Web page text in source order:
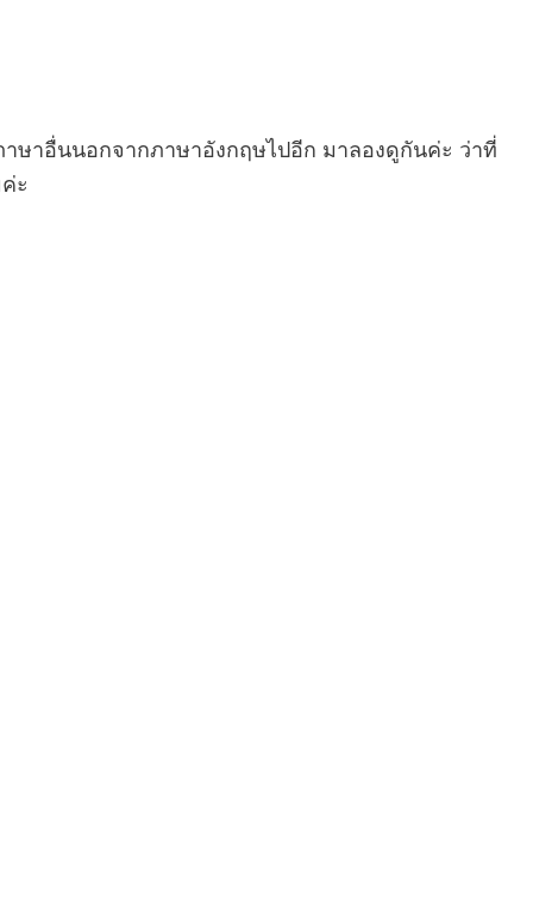
าอื่นนอกจากภาษาอังกฤษไปอีก มาลองดูกันค่ะ ว่าที่
ะ